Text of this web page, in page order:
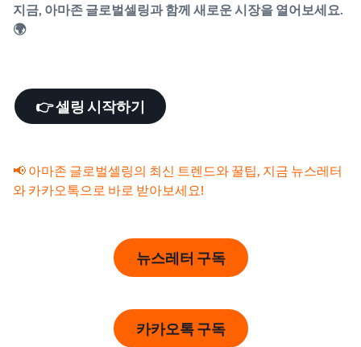
지금, 아마존 글로벌셀링과 함께 새로운 시장을 열어보세요.
🌍
👉 셀링 시작하기
📢 아마존 글로벌셀링의 최신 트렌드와 꿀팁, 지금 뉴스레터
와 카카오톡으로 바로 받아보세요!
뉴스레터 구독
카카오톡 구독